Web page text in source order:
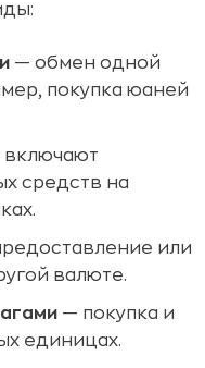
— обмен одной
покупка юаней
средств на
или
валюте.
— покупка и
единицах.